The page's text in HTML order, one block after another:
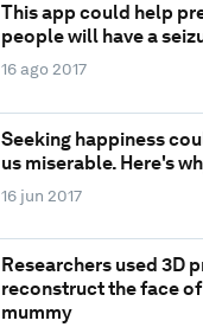
This app could help
people will have a
16 ago 2017
Seeking happiness
us miserable. Here's
16 jun 2017
Researchers used 3D
reconstruct the face
mummy